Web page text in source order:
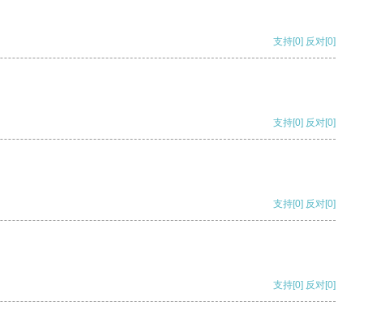
支持[0] 反对[0]
支持[0] 反对[0]
支持[0] 反对[0]
支持[0] 反对[0]